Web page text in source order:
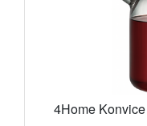
4Home